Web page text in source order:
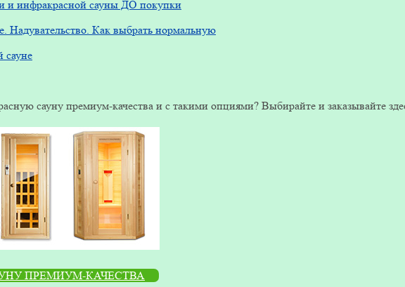
и инфракрасной сауны ДО покупки
Надувательство. Как выбрать нормальную
сауне
сауну премиум-качества и с такими опциями? Выбирайте и заказывайте
ПРЕМИУМ-КАЧЕСТВА